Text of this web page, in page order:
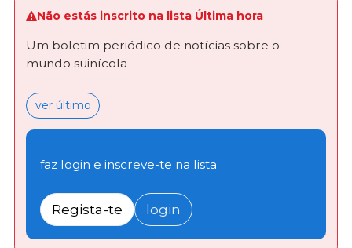
Não estás inscrito na lista Última hora
Um boletim periódico de notícias sobre o
mundo suinícola
ver último
faz login e inscreve-te na lista
Regista-te login